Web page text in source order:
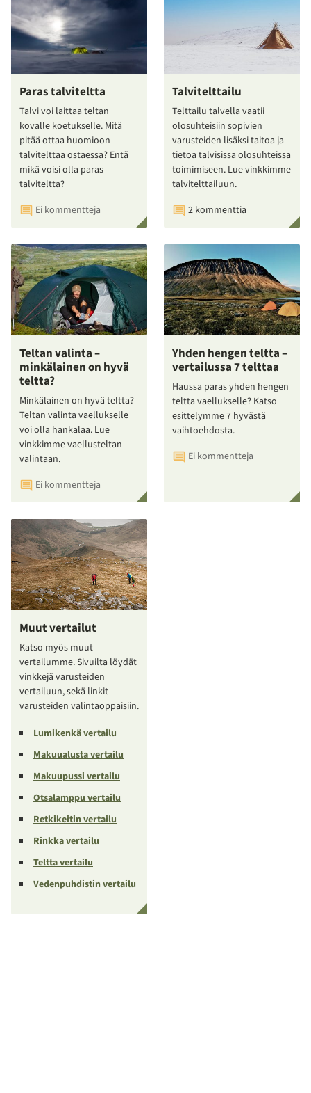
Paras talviteltta
Talvi voi laittaa teltan
kovalle koetukselle. Mitä
pitää ottaa huomioon
talvitelttaa ostaessa? Entä
mikä voisi olla paras
talviteltta?
Ei kommentteja
Talvitelttailu
Telttailu talvella vaatii
olosuhteisiin sopivien
varusteiden lisäksi taitoa ja
tietoa talvisissa olosuhteissa
toimimiseen. Lue vinkkimme
talvitelttailuun.
2 kommenttia
Teltan valinta –
minkälainen on hyvä
teltta?
Minkälainen on hyvä teltta?
Teltan valinta vaellukselle
voi olla hankalaa. Lue
vinkkimme vaellusteltan
valintaan.
Ei kommentteja
Yhden hengen teltta –
vertailussa 7 telttaa
Haussa paras yhden hengen
teltta vaellukselle? Katso
esittelymme 7 hyvästä
vaihtoehdosta.
Ei kommentteja
Muut vertailut
Katso myös muut
vertailumme. Sivuilta löydät
vinkkejä varusteiden
vertailuun, sekä linkit
varusteiden valintaoppaisiin.
Lumikenkä vertailu
Makuualusta vertailu
Makuupussi vertailu
Otsalamppu vertailu
Retkikeitin vertailu
Rinkka vertailu
Teltta vertailu
Vedenpuhdistin vertailu